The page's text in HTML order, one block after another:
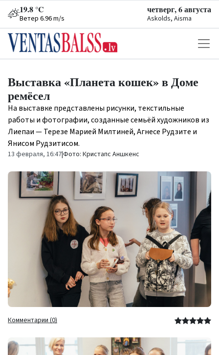
19.8 °C
Ветер 6.96 m/s
четверг, 6 августа
Askolds, Aisma
Выставка «Планета кошек» в Доме
ремёсел
На выставке представлены рисунки, текстильные
работы и фотографии, созданные семьёй художников из
Лиепаи — Терезе Марией Милтиней, Агнесе Рудзите и
Янисом Рудзитисом.
13 февраля, 16:47|Фото: Кристапс Аншкенс
Комментарии (0)